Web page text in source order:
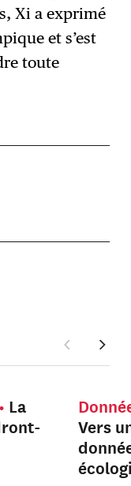
Xi a exprimé
et s’est
toute
La
Vers